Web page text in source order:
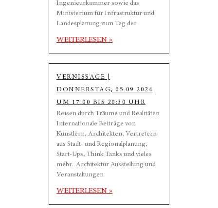
Ingenieurkammer sowie das
Ministerium für Infrastruktur und
Landesplanung zum Tag der
WEITERLESEN »
VERNISSAGE |
DONNERSTAG, 05.09.2024
UM 17:00 BIS 20:30 UHR
Reisen durch Träume und Realitäten
Internationale Beiträge von
Künstlern, Architekten, Vertretern
aus Stadt- und Regionalplanung,
Start-Ups, Think Tanks und vieles
mehr. Architektur Ausstellung und
Veranstaltungen
WEITERLESEN »